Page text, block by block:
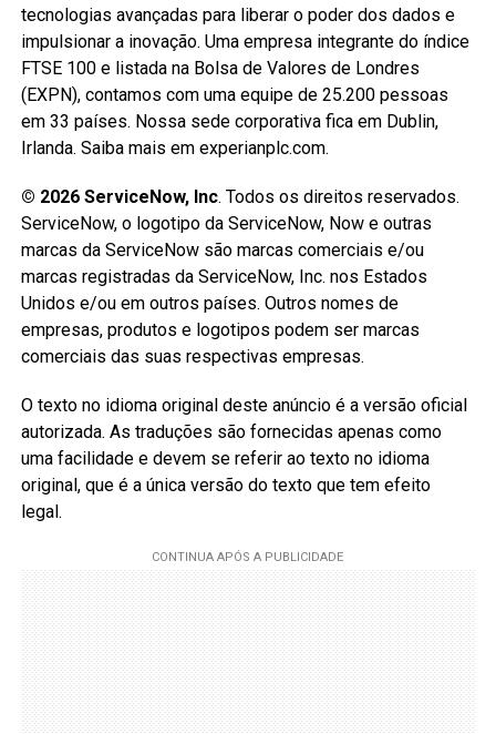
tecnologias avançadas para liberar o poder dos dados e
impulsionar a inovação. Uma empresa integrante do índice
FTSE 100 e listada na Bolsa de Valores de Londres
(EXPN), contamos com uma equipe de 25.200 pessoas
em 33 países. Nossa sede corporativa fica em Dublin,
Irlanda. Saiba mais em experianplc.com.
© 2026 ServiceNow, Inc. Todos os direitos reservados.
ServiceNow, o logotipo da ServiceNow, Now e outras
marcas da ServiceNow são marcas comerciais e/ou
marcas registradas da ServiceNow, Inc. nos Estados
Unidos e/ou em outros países. Outros nomes de
empresas, produtos e logotipos podem ser marcas
comerciais das suas respectivas empresas.
O texto no idioma original deste anúncio é a versão oficial
autorizada. As traduções são fornecidas apenas como
uma facilidade e devem se referir ao texto no idioma
original, que é a única versão do texto que tem efeito
legal.